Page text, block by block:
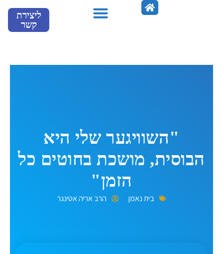
ליצירת
קשר
"השוויגער שלי היא
הבוסית, מושכת בחוטים כל
הזמן"
בית נאמן הרב אריה אטינגר